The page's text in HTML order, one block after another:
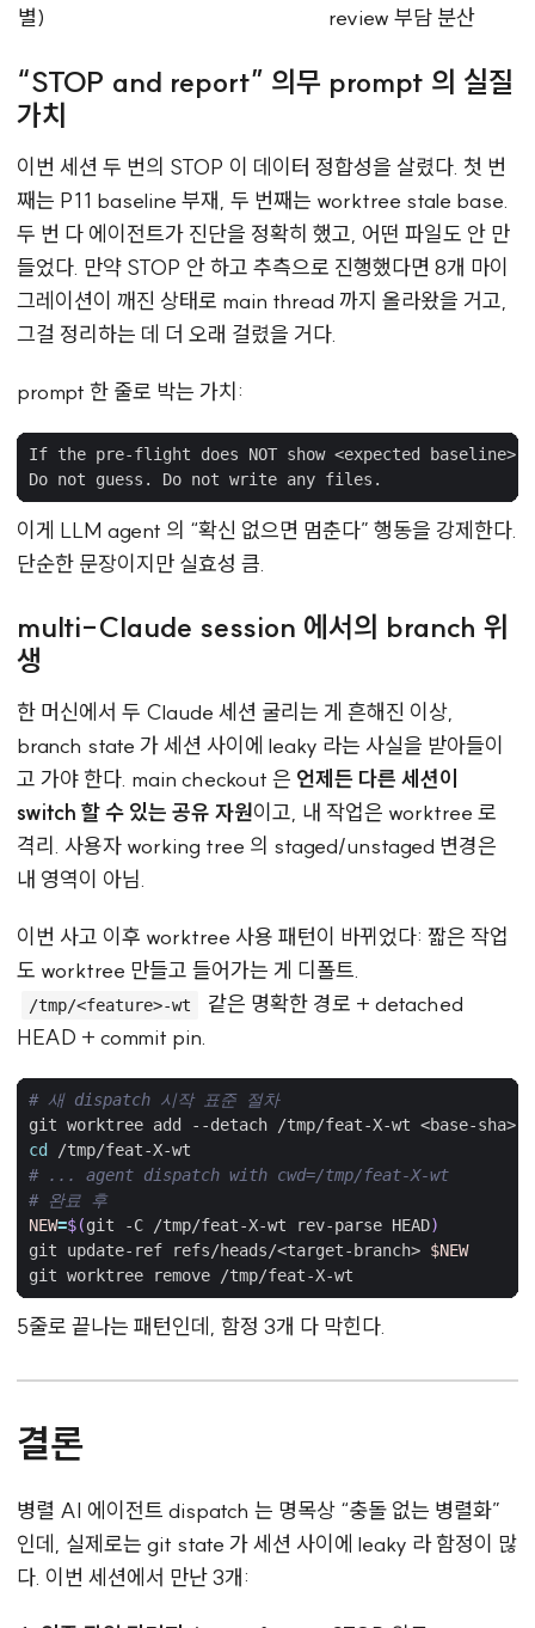
별)
review 부담 분산
“STOP and report” 의무 prompt 의 실질
가치
이번 세션 두 번의 STOP 이 데이터 정합성을 살렸다. 첫 번
째는 P11 baseline 부재, 두 번째는 worktree stale base.
두 번 다 에이전트가 진단을 정확히 했고, 어떤 파일도 안 만
들었다. 만약 STOP 안 하고 추측으로 진행했다면 8개 마이
그레이션이 깨진 상태로 main thread 까지 올라왔을 거고,
그걸 정리하는 데 더 오래 걸렸을 거다.
prompt 한 줄로 박는 가치:
이게 LLM agent 의 “확신 없으면 멈춘다” 행동을 강제한다.
단순한 문장이지만 실효성 큼.
multi-Claude session 에서의 branch 위
생
한 머신에서 두 Claude 세션 굴리는 게 흔해진 이상,
branch state 가 세션 사이에 leaky 라는 사실을 받아들이
고 가야 한다. main checkout 은 언제든 다른 세션이
switch 할 수 있는 공유 자원이고, 내 작업은 worktree 로
격리. 사용자 working tree 의 staged/unstaged 변경은
내 영역이 아님.
이번 사고 이후 worktree 사용 패턴이 바뀌었다: 짧은 작업
도 worktree 만들고 들어가는 게 디폴트.
/tmp/<feature>-wt
같은 명확한 경로 + detached
HEAD + commit pin.
# 새 dispatch 시작 표준 절차
cd
# ... agent dispatch with cwd=/tmp/feat-X-wt
# 완료 후
NEW=$(git -C /tmp/feat-X-wt rev-parse HEAD)
git update-ref refs/heads/<target-branch> $NEW
5줄로 끝나는 패턴인데, 함정 3개 다 막힌다.
결론
병렬 AI 에이전트 dispatch 는 명목상 “충돌 없는 병렬화”
인데, 실제로는 git state 가 세션 사이에 leaky 라 함정이 많
다. 이번 세션에서 만난 3개: